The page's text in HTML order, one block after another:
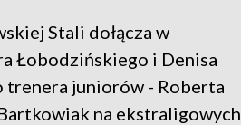
Stali dołącza w
Łobodzińskiego i Denisa
trenera juniorów - Roberta
na ekstraligowych